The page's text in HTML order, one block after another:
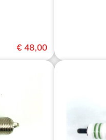
€ 48,00